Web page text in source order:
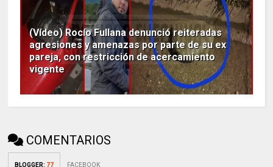
(Vídeo) Rocío Fullana denunció reiteradas
agresiones y amenazas por parte de su ex
pareja, con restricción de acercamiento
vigente
COMENTARIOS
BLOGGER: 77 FACEBOOK